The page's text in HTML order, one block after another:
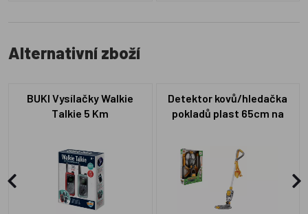
Alternativní zboží
BUKI Vysílačky Walkie
Talkie 5 Km
Detektor kovů/hledačka
pokladů plast 65cm na
23x33x7cm